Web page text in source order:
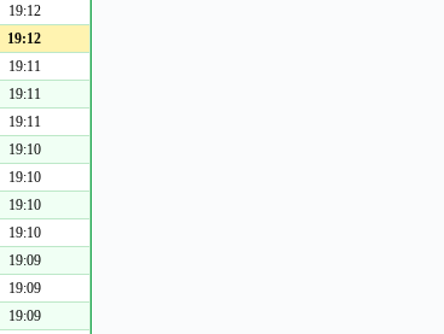
19:12
19:12
19:11
19:11
19:11
19:10
19:10
19:10
19:10
19:09
19:09
19:09